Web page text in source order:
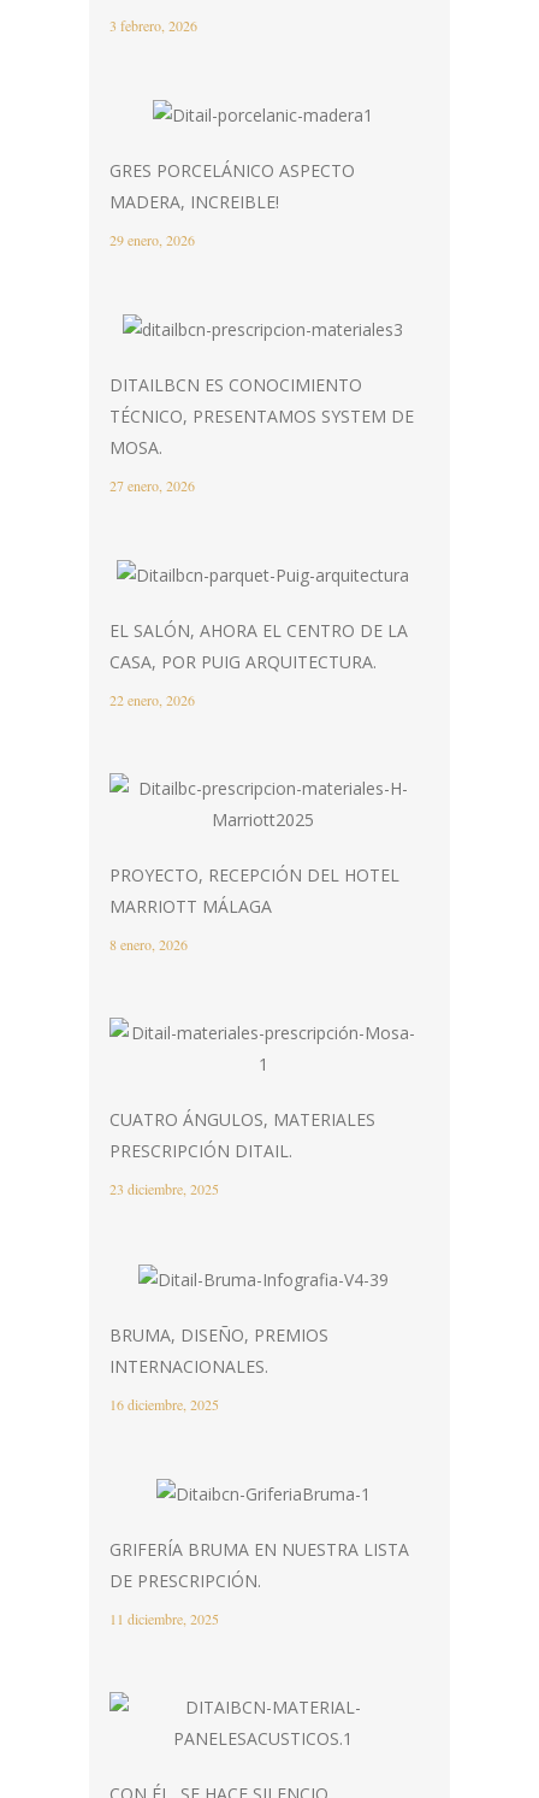
3 febrero, 2026
GRES PORCELÁNICO ASPECTO
MADERA, INCREIBLE!
29 enero, 2026
DITAILBCN ES CONOCIMIENTO
TÉCNICO, PRESENTAMOS SYSTEM DE
MOSA.
27 enero, 2026
EL SALÓN, AHORA EL CENTRO DE LA
CASA, POR PUIG ARQUITECTURA.
22 enero, 2026
PROYECTO, RECEPCIÓN DEL HOTEL
MARRIOTT MÁLAGA
8 enero, 2026
CUATRO ÁNGULOS, MATERIALES
PRESCRIPCIÓN DITAIL.
23 diciembre, 2025
BRUMA, DISEÑO, PREMIOS
INTERNACIONALES.
16 diciembre, 2025
GRIFERÍA BRUMA EN NUESTRA LISTA
DE PRESCRIPCIÓN.
11 diciembre, 2025